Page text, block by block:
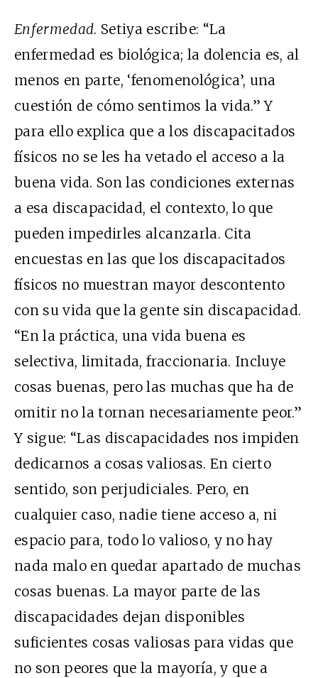
Enfermedad. Setiya escribe: “La
enfermedad es biológica; la dolencia es, al
menos en parte, ‘fenomenológica’, una
cuestión de cómo sentimos la vida.” Y
para ello explica que a los discapacitados
físicos no se les ha vetado el acceso a la
buena vida. Son las condiciones externas
a esa discapacidad, el contexto, lo que
pueden impedirles alcanzarla. Cita
encuestas en las que los discapacitados
físicos no muestran mayor descontento
con su vida que la gente sin discapacidad.
“En la práctica, una vida buena es
selectiva, limitada, fraccionaria. Incluye
cosas buenas, pero las muchas que ha de
omitir no la tornan necesariamente peor.”
Y sigue: “Las discapacidades nos impiden
dedicarnos a cosas valiosas. En cierto
sentido, son perjudiciales. Pero, en
cualquier caso, nadie tiene acceso a, ni
espacio para, todo lo valioso, y no hay
nada malo en quedar apartado de muchas
cosas buenas. La mayor parte de las
discapacidades dejan disponibles
suficientes cosas valiosas para vidas que
no son peores que la mayoría, y que a